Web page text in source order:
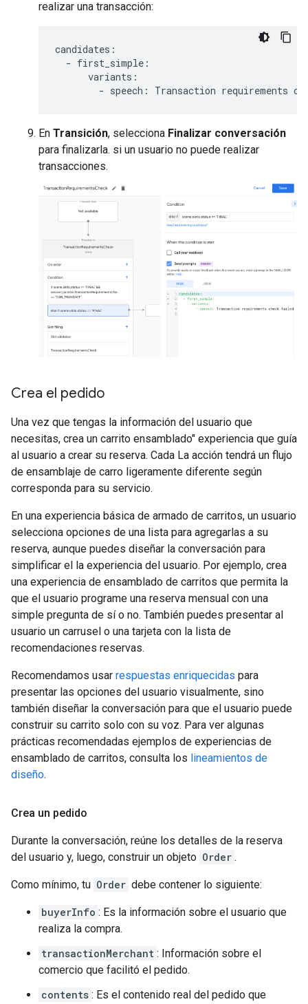
realizar una transacción:
candidates :
- first_simple :
variants :
- speech : Transaction requirements
En Transición, selecciona Finalizar conversación
para finalizarla. si un usuario no puede realizar
transacciones.
Crea el pedido
Una vez que tengas la información del usuario que
necesitas, crea un carrito ensamblado" experiencia que guía
al usuario a crear su reserva. Cada La acción tendrá un flujo
de ensamblaje de carro ligeramente diferente según
corresponda para su servicio.
En una experiencia básica de armado de carritos, un usuario
selecciona opciones de una lista para agregarlas a su
reserva, aunque puedes diseñar la conversación para
simplificar el la experiencia del usuario. Por ejemplo, crea
una experiencia de ensamblado de carritos que permita la
que el usuario programe una reserva mensual con una
simple pregunta de sí o no. También puedes presentar al
usuario un carrusel o una tarjeta con la lista de
recomendaciones reservas.
Recomendamos usar respuestas enriquecidas para
presentar las opciones del usuario visualmente, sino
también diseñar la conversación para que el usuario puede
construir su carrito solo con su voz. Para ver algunas
prácticas recomendadas ejemplos de experiencias de
ensamblado de carritos, consulta los lineamientos de
diseño.
Crea un pedido
Durante la conversación, reúne los detalles de la reserva
del usuario y, luego, construir un objeto Order .
Como mínimo, tu Order debe contener lo siguiente:
buyerInfo : Es la información sobre el usuario que
realiza la compra.
transactionMerchant : Información sobre el
comercio que facilitó el pedido.
contents : Es el contenido real del pedido que